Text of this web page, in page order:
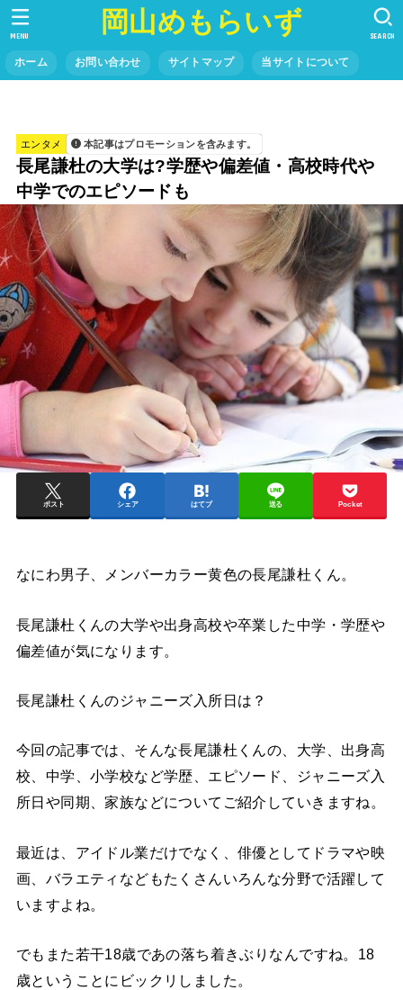
岡山めもらいず
ホーム お問い合わせ サイトマップ 当サイトについて
SEARCH
MENU
エンタメ 本記事はプロモーションを含みます。
長尾謙杜の大学は?学歴や偏差値・高校時代や
中学でのエピソードも
ポスト シェア はてブ 送る Pocket
なにわ男子、メンバーカラー黄色の長尾謙杜くん。
長尾謙杜くんの大学や出身高校や卒業した中学・学歴や
偏差値が気になります。
長尾謙杜くんのジャニーズ入所日は？
今回の記事では、そんな長尾謙杜くんの、大学、出身高
校、中学、小学校など学歴、エピソード、ジャニーズ入
所日や同期、家族などについてご紹介していきますね。
最近は、アイドル業だけでなく、俳優としてドラマや映
画、バラエティなどもたくさんいろんな分野で活躍して
いますよね。
でもまた若干18歳であの落ち着きぶりなんですね。18
歳ということにビックリしました。